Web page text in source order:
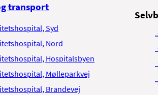
transport
Syd
Nord
Hospitalsbyen
Mølleparkvej
Brandevej